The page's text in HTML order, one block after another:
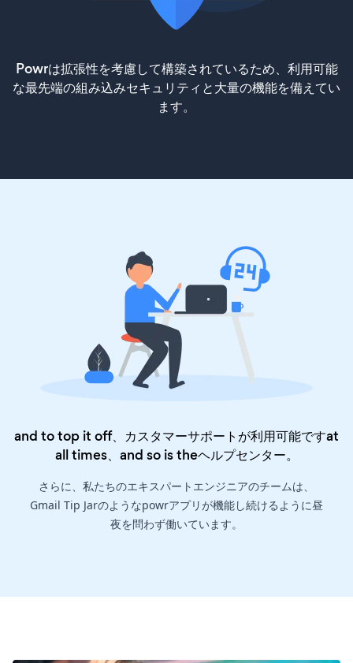
Powrは拡張性を考慮して構築されているため、利用可能
な最先端の組み込みセキュリティと大量の機能を備えてい
ます。
and to top it off、カスタマーサポートが利用可能ですat
all times、and so is theヘルプセンター。
さらに、私たちのエキスパートエンジニアのチームは、
Gmail Tip Jarのようなpowrアプリが機能し続けるように昼
夜を問わず働いています。